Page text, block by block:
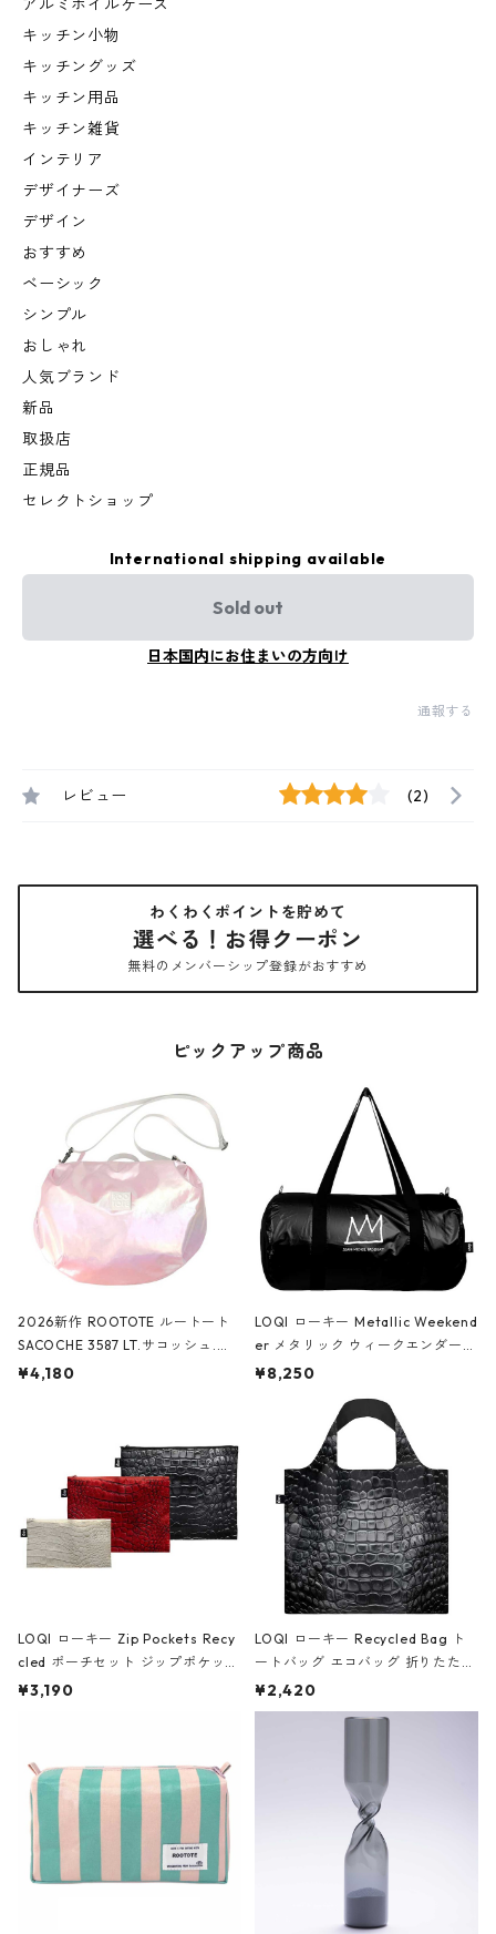
アルミホイルケース
キッチン小物
キッチングッズ
キッチン用品
キッチン雑貨
インテリア
デザイナーズ
デザイン
おすすめ
ベーシック
シンプル
おしゃれ
人気ブランド
新品
取扱店
正規品
セレクトショップ
International shipping available
Sold out
日本国内にお住まいの方向け
通報する
レビュー (2)
わくわくポイントを貯めて
選べる！お得クーポン
無料のメンバーシップ登録がおすすめ
ピックアップ商品
2026新作 ROOTOTE ルートート
SACOCHE 3587 LT.サコッシュ.ル
ミエ-B ショルダーバッグ グロスピ
¥4,180
LOQI ローキー Metallic Weekend
er メタリック ウィークエンダー
ボストンバッグ ショルダーバッグ
Black ジャン=ミッシェル・バスキ
ア/クラウン ブラック
¥8,250
LOQI ローキー Zip Pockets Recy
cled ポーチセット ジップポケット
ファスナーポーチ 撥水加工 トラベ
ーガンディー、オフホワイト
¥3,190
LOQI ローキー Recycled Bag ト
ートバッグ エコバッグ 折りたたみ
大きめ 撥水加工 収納ポーチ CRO
CODILE/Black クロコダイル/ブラ
¥2,420